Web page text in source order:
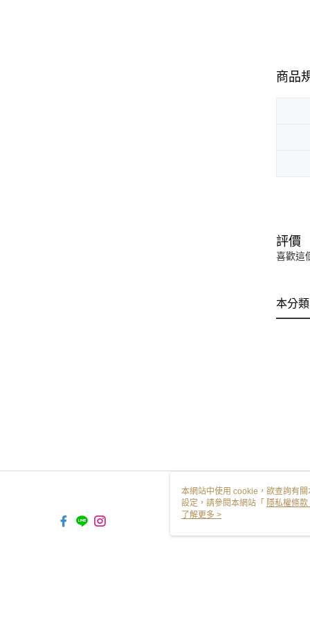
商品
評價
喜歡這
本分
本網站中使用 cookie，欲查詢有
設定，請參閱本網站「 隱私權條款
使用 cookie。
了解更多 >